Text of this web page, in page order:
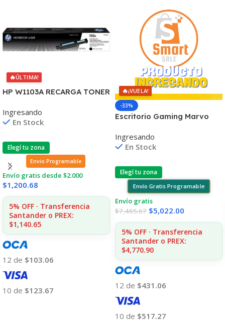
🔥ÚLTIMA!
HP W1103A RECARGA TONER
1000/1001/1020/1200 (B)
Ingresando
En Stock
Elegí tu zona
Envio Programable
Envío gratis desde $2.000
$1,200.68
5% OFF · Transferencia
Santander o PREX:
$1,140.65
12 de $103.06
10 de $123.67
🔥¡VUELA!
-33%
Escritorio Gaming Marvo
Remoto
Ingresando
En Stock
Elegí tu zona
Envío Gratis Programable
Envío gratis
$7,465.67 $5,022.00
5% OFF · Transferencia
Santander o PREX:
$4,770.90
12 de $431.06
10 de $517.27